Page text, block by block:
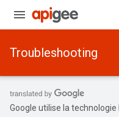
Troubleshooting
Google utilise la